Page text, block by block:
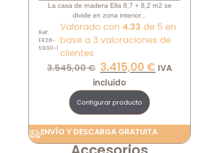
La casa de madera Ella 8,7 + 8,2 m2 se
divide en zona interior...
Ref:
FR28-
5930-1
Valorado con 4.33 de 5 en
base a 3 valoraciones de
clientes
3.545,00€ 3.415,00 € IVA
incluido
Configurar producto
ENVÍO Y DESCARGA GRATUITA